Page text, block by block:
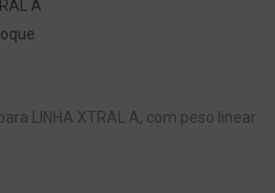
A
LINHA XTRAL A, com peso linear